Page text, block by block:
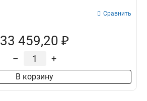
Сравнить
33 459,20 ₽
– +
В корзину